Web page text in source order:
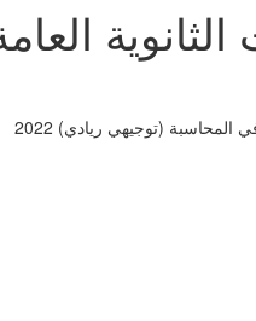
الثانوية
المحاسبة (توجيهي ريادي) 2022